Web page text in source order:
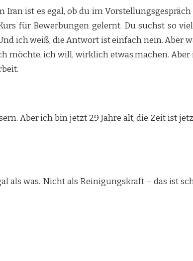
ist es egal, ob du im
für Bewerbungen gelernt. Du suchst so
ich weiß, die Antwort ist einfach nein. Aber
möchte, ich will, wirklich etwas machen.
Aber ich bin jetzt 29 Jahre alt, die Zeit ist
als was. Nicht als Reinigungskraft – das ist